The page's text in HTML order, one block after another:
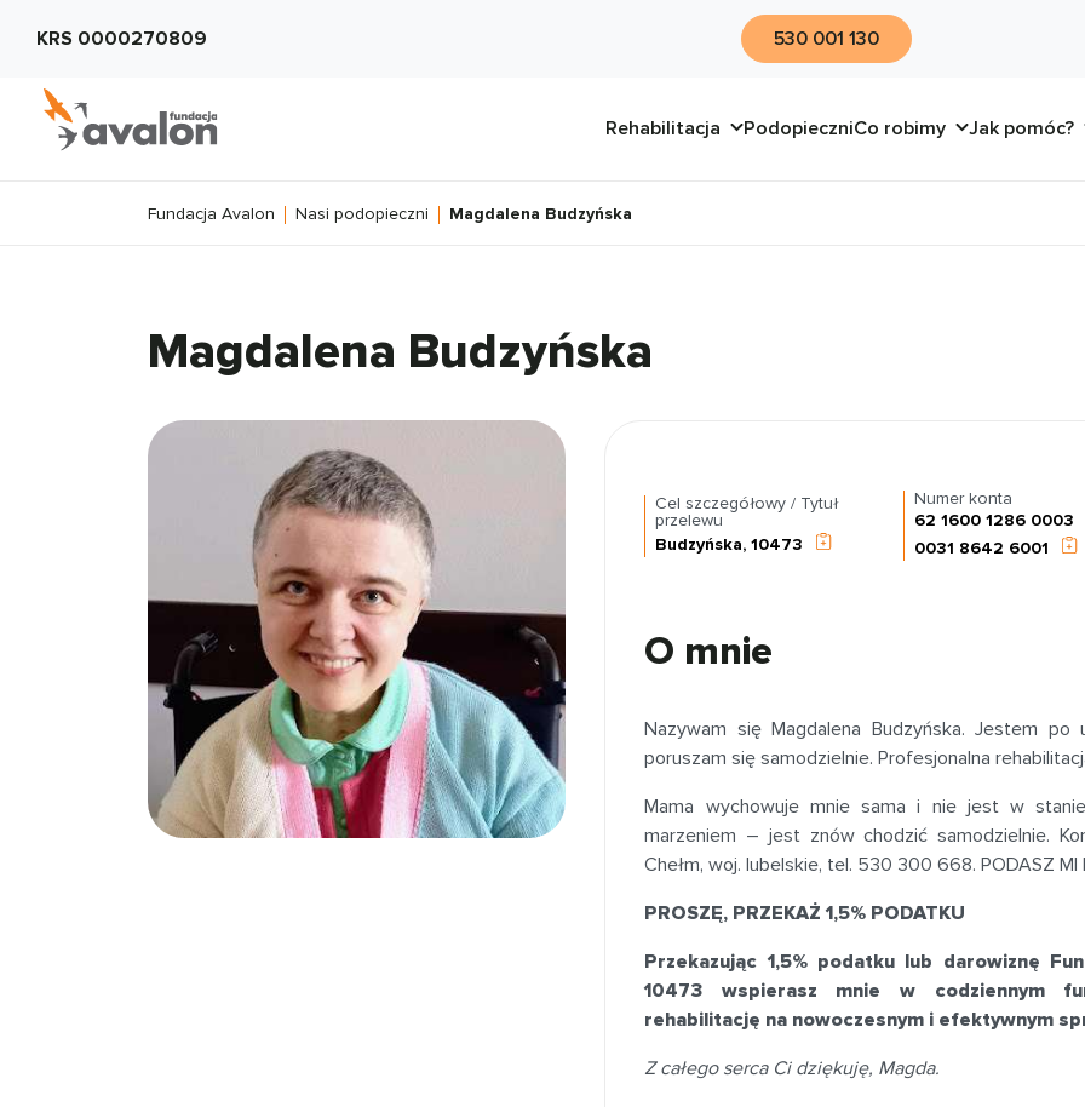
KRS 0000270809 530 001 130
Rehabilitacja PodopieczniCo robimy Jak pomóc?
Fundacja Avalon Nasi podopieczni Magdalena Budzyńska
Magdalena Budzyńska
Cel szczegółowy / Tytuł
przelewu
Budzyńska, 10473
Numer konta
62 1600 1286 0003
0031 8642 6001
O mnie
Nazywam się Magdalena Budzyńska. Jestem
poruszam się samodzielnie. Profesjonalna
Mama wychowuje mnie sama i nie jest w
marzeniem – jest znów chodzić samodzielnie.
Chełm, woj. lubelskie, tel. 530 300 668. PODASZ MI
PROSZĘ, PRZEKAŻ 1,5% PODATKU
Przekazując 1,5% podatku lub darowiznę
10473 wspierasz mnie w codziennym
rehabilitację na nowoczesnym i efektywnym
Z całego serca Ci dziękuję, Magda.